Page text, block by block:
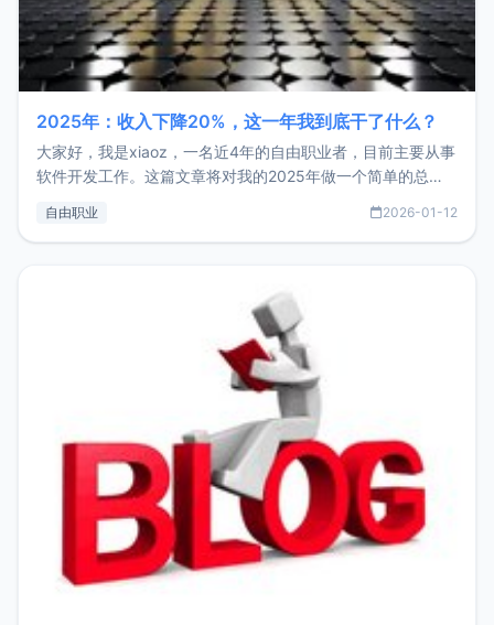
2025年：收入下降20%，这一年我到底干了什么？
大家好，我是xiaoz，一名近4年的自由职业者，目前主要从事
软件开发工作。这篇文章将对我的2025年做一个简单的总
收入下降20%，但却过得很充实，2026年不求突破，但求保
自由职业 2026-01-12